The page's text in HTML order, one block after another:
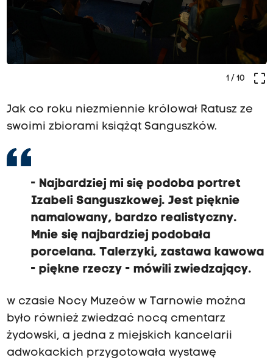
crop_free
1/ 10
Jak co roku niezmiennie królował Ratusz ze
swoimi zbiorami książąt Sanguszków.
- Najbardziej mi się podoba portret
Izabeli Sanguszkowej. Jest pięknie
namalowany, bardzo realistyczny.
Mnie się najbardziej podobała
porcelana. Talerzyki, zastawa kawowa
- piękne rzeczy - mówili zwiedzający.
w czasie Nocy Muzeów w Tarnowie można
było również zwiedzać nocą cmentarz
żydowski, a jedna z miejskich kancelarii
adwokackich przygotowała wystawę